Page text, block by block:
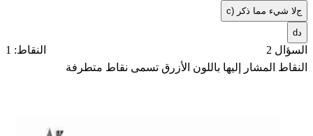
جc) لا شيء مما ذكر
d
السؤال 2
النقاط: 1
النقاط المشار إليها باللون الأزرق تسمى نقاط متطرفة